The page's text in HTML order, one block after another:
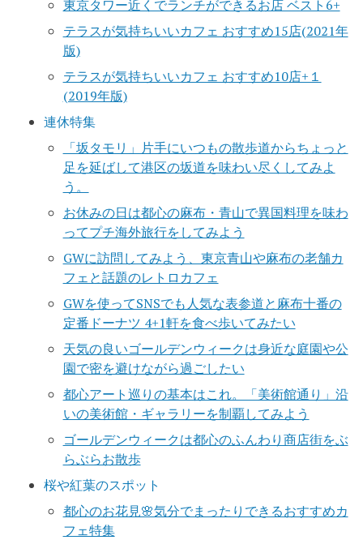
東京タワー近くでランチができるお店 ベスト6+
テラスが気持ちいいカフェ おすすめ15店(2021年
版)
テラスが気持ちいいカフェ おすすめ10店+１
(2019年版)
連休特集
「坂タモリ」片手にいつもの散歩道からちょっと
足を延ばして港区の坂道を味わい尽くしてみよ
う。
お休みの日は都心の麻布・青山で異国料理を味わ
ってプチ海外旅行をしてみよう
GWに訪問してみよう、東京青山や麻布の老舗カ
フェと話題のレトロカフェ
GWを使ってSNSでも人気な表参道と麻布十番の
定番ドーナツ 4+1軒を食べ歩いてみたい
天気の良いゴールデンウィークは身近な庭園や公
園で密を避けながら過ごしたい
都心アート巡りの基本はこれ。「美術館通り」沿
いの美術館・ギャラリーを制覇してみよう
ゴールデンウィークは都心のふんわり商店街をぶ
らぶらお散歩
桜や紅葉のスポット
都心のお花見🌸気分でまったりできるおすすめカ
フェ特集